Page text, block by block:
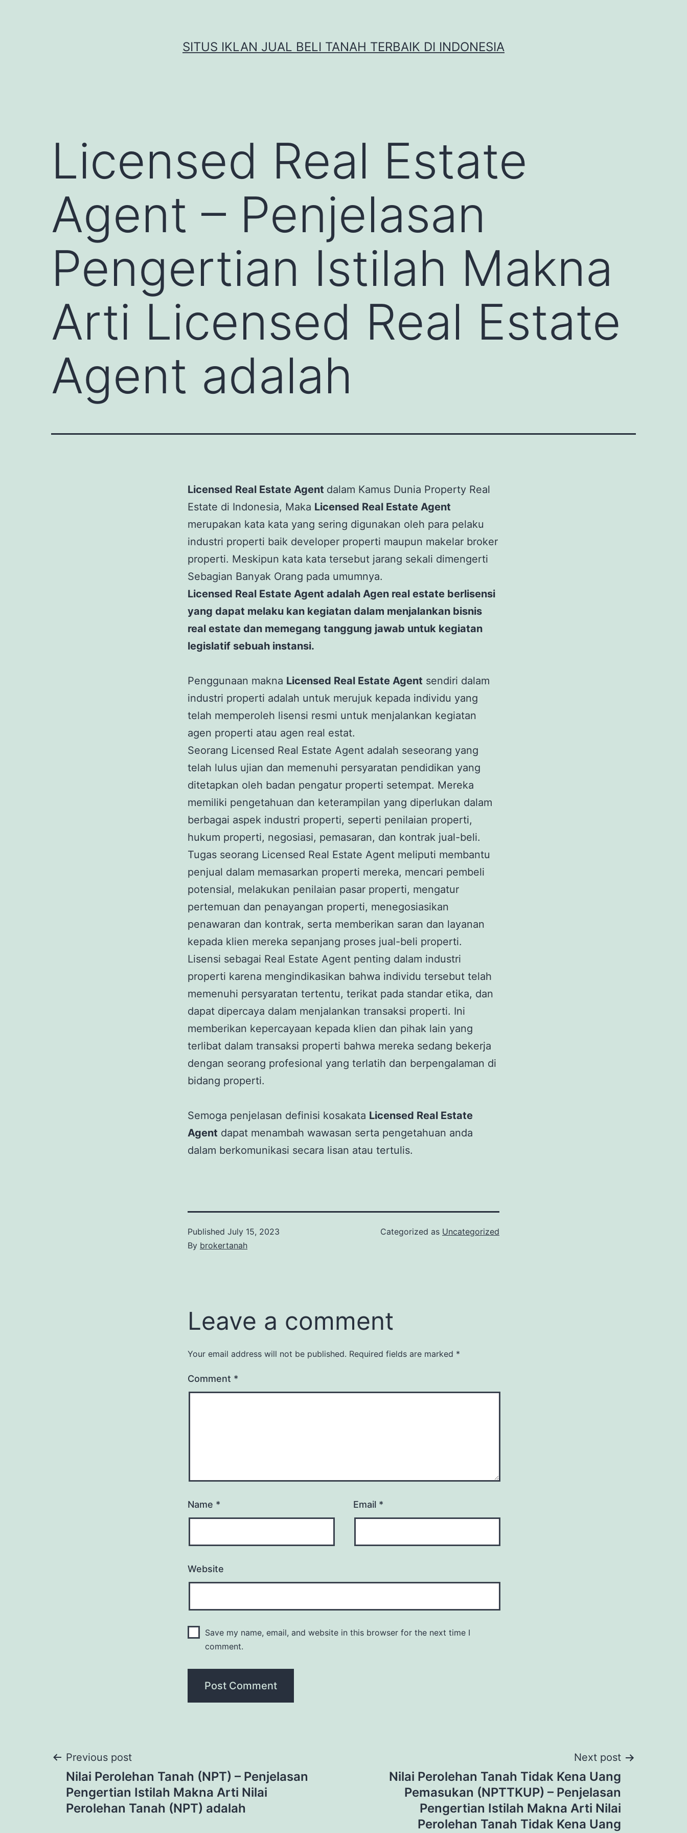
SITUS IKLAN JUAL BELI TANAH TERBAIK DI INDONESIA
Licensed Real Estate
Agent – Penjelasan
Pengertian Istilah Makna
Arti Licensed Real Estate
Agent adalah
Licensed Real Estate Agent dalam Kamus Dunia Property Real
Estate di Indonesia, Maka Licensed Real Estate Agent
merupakan kata kata yang sering digunakan oleh para pelaku
industri properti baik developer properti maupun makelar broker
properti. Meskipun kata kata tersebut jarang sekali dimengerti
Sebagian Banyak Orang pada umumnya.
Licensed Real Estate Agent adalah Agen real estate berlisensi
yang dapat melaku kan kegiatan dalam menjalankan bisnis
real estate dan memegang tanggung jawab untuk kegiatan
legislatif sebuah instansi.
Penggunaan makna Licensed Real Estate Agent sendiri dalam
industri properti adalah untuk merujuk kepada individu yang
telah memperoleh lisensi resmi untuk menjalankan kegiatan
agen properti atau agen real estat.
Seorang Licensed Real Estate Agent adalah seseorang yang
telah lulus ujian dan memenuhi persyaratan pendidikan yang
ditetapkan oleh badan pengatur properti setempat. Mereka
memiliki pengetahuan dan keterampilan yang diperlukan dalam
berbagai aspek industri properti, seperti penilaian properti,
hukum properti, negosiasi, pemasaran, dan kontrak jual-beli.
Tugas seorang Licensed Real Estate Agent meliputi membantu
penjual dalam memasarkan properti mereka, mencari pembeli
potensial, melakukan penilaian pasar properti, mengatur
pertemuan dan penayangan properti, menegosiasikan
penawaran dan kontrak, serta memberikan saran dan layanan
kepada klien mereka sepanjang proses jual-beli properti.
Lisensi sebagai Real Estate Agent penting dalam industri
properti karena mengindikasikan bahwa individu tersebut telah
memenuhi persyaratan tertentu, terikat pada standar etika, dan
dapat dipercaya dalam menjalankan transaksi properti. Ini
memberikan kepercayaan kepada klien dan pihak lain yang
terlibat dalam transaksi properti bahwa mereka sedang bekerja
dengan seorang profesional yang terlatih dan berpengalaman di
bidang properti.
Semoga penjelasan definisi kosakata Licensed Real Estate
Agent dapat menambah wawasan serta pengetahuan anda
dalam berkomunikasi secara lisan atau tertulis.
Published July 15, 2023
By brokertanah
Categorized as Uncategorized
Leave a comment
Your email address will not be published. Required fields are marked *
Comment *
Name * Email *
Website
Save my name, email, and website in this browser for the next time I
comment.
Post
navigation
Previous post
Nilai Perolehan Tanah (NPT) – Penjelasan
Pengertian Istilah Makna Arti Nilai
Perolehan Tanah (NPT) adalah
Next post
Nilai Perolehan Tanah Tidak Kena Uang
Pemasukan (NPTTKUP) – Penjelasan
Pengertian Istilah Makna Arti Nilai
Perolehan Tanah Tidak Kena Uang